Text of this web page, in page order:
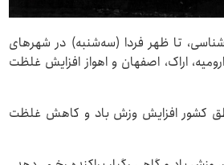
تا ظهر فردا (سه‌شنبه) در شهرهای
اراک، اصفهان و اهواز افزایش غلظت
کشور افزایش وزش باد و کاهش غلظت